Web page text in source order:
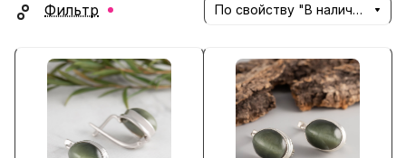
Фильтр По свойству "В наличии" (убывание)